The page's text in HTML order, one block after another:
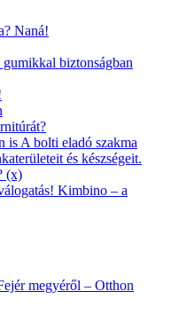
Naná!
biztonságban
is A bolti eladó szakma
és készségeit.
(x)
Kimbino – a